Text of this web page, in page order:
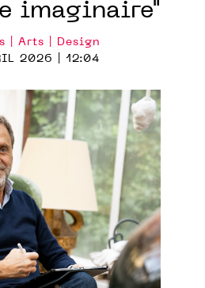
imaginaire"
| Arts | Design
2026 | 12:04